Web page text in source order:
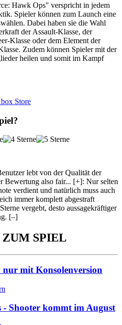
Hawk Ops" verspricht in jedem
Spieler können zum Launch eine
Dabei haben sie die Wahl
der Assault-Klasse, der
Klasse oder dem Element der
Zudem können Spieler mit der
heilen und somit im Kampf
Store
lebt von der Qualität der
Bewertung also fair... [+]: Nur selten
verdient und natürlich muss auch
immer komplett abgestraft
vergebt, desto aussagekräftiger
[–]
SPIEL
nur mit Konsolenversion
Shooter kommt im August